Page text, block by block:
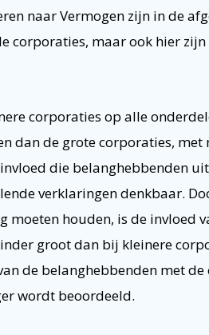
naar Vermogen zijn in de
corporaties, maar ook hier
corporaties op alle
dan de grote corporaties,
die belanghebbenden
verklaringen denkbaar.
moeten houden, is de invloed
groot dan bij kleinere
de belanghebbenden met
wordt beoordeeld.